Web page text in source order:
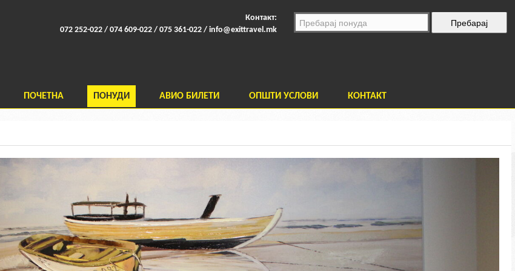
Контакт:
072 252-022 / 074 609-022 / 075 361-022 / info@exittravel.mk
ПОЧЕТНА ПОНУДИ АВИО БИЛЕТИ ОПШТИ УСЛОВИ КОНТАКТ